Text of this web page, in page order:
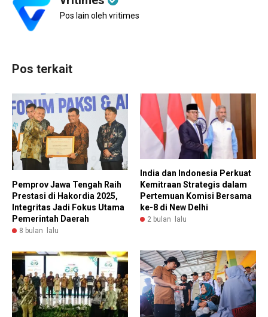
Pos lain oleh vritimes
Pos terkait
Pemprov Jawa Tengah Raih
Prestasi di Hakordia 2025,
Integritas Jadi Fokus Utama
Pemerintah Daerah
8 bulan lalu
India dan Indonesia Perkuat
Kemitraan Strategis dalam
Pertemuan Komisi Bersama
ke-8 di New Delhi
2 bulan lalu